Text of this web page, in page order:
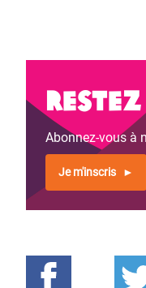
Abonnez-vous à
Je m'inscris